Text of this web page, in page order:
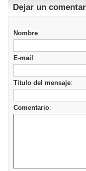
Dejar un
Nombre:
E-mail :
Titulo del mensaje:
Comentario: